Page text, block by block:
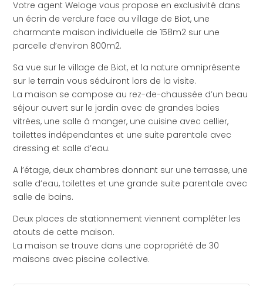
Votre agent Weloge vous propose en exclusivité dans
un écrin de verdure face au village de Biot, une
charmante maison individuelle de 158m2 sur une
parcelle d’environ 800m2.
Sa vue sur le village de Biot, et la nature omniprésente
sur le terrain vous séduiront lors de la visite.
La maison se compose au rez-de-chaussée d’un beau
séjour ouvert sur le jardin avec de grandes baies
vitrées, une salle à manger, une cuisine avec cellier,
toilettes indépendantes et une suite parentale avec
dressing et salle d’eau.
A l’étage, deux chambres donnant sur une terrasse, une
salle d’eau, toilettes et une grande suite parentale avec
salle de bains.
Deux places de stationnement viennent compléter les
atouts de cette maison.
La maison se trouve dans une copropriété de 30
maisons avec piscine collective.